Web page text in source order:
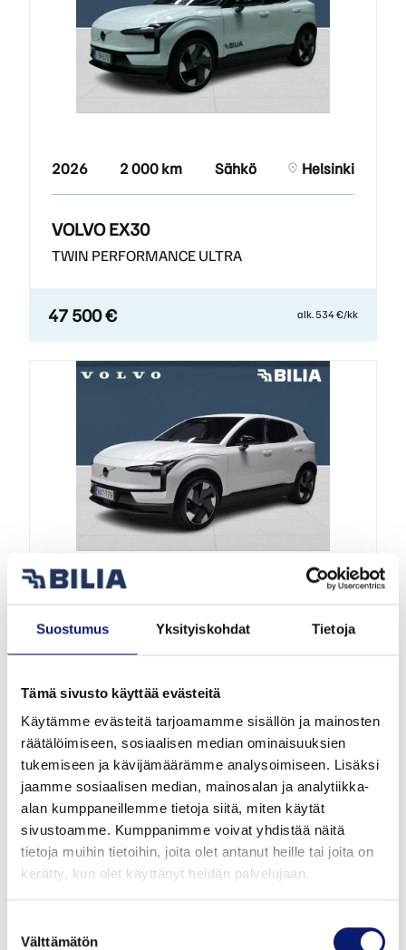
Suostumus Yksityiskohdat Tietoja
Tämä sivusto käyttää evästeitä
Käytämme evästeitä tarjoamamme sisällön ja mainosten
räätälöimiseen, sosiaalisen median ominaisuuksien
tukemiseen ja kävijämäärämme analysoimiseen. Lisäksi
jaamme sosiaalisen median, mainosalan ja analytiikka-
alan kumppaneillemme tietoja siitä, miten käytät
sivustoamme. Kumppanimme voivat yhdistää näitä
tietoja muihin tietoihin, joita olet antanut heille tai joita on
kerätty, kun olet käyttänyt heidän palvelujaan.
valinta
Välttämätön
2026 2 000 km Sähkö Helsinki
VOLVO EX30
TWIN PERFORMANCE ULTRA
47 500 € alk. 534 €/kk
2026 3 500 km Sähkö Vantaa
TWIN PERFORMANCE PLUS
44 900 € alk. 507 €/kk